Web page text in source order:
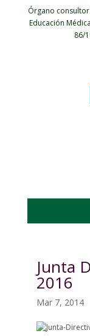
Órgano
Educación
86/
Junta
2016
Mar 7, 2014